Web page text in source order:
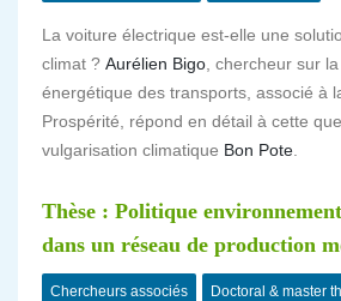
La voiture électrique est-elle une
climat ? Aurélien Bigo , chercheur sur
énergétique des transports, associé à
Prospérité, répond en détail à cette
vulgarisation climatique Bon Pote
Thèse : Politique
dans un réseau de production
Chercheurs associés Doctoral & master